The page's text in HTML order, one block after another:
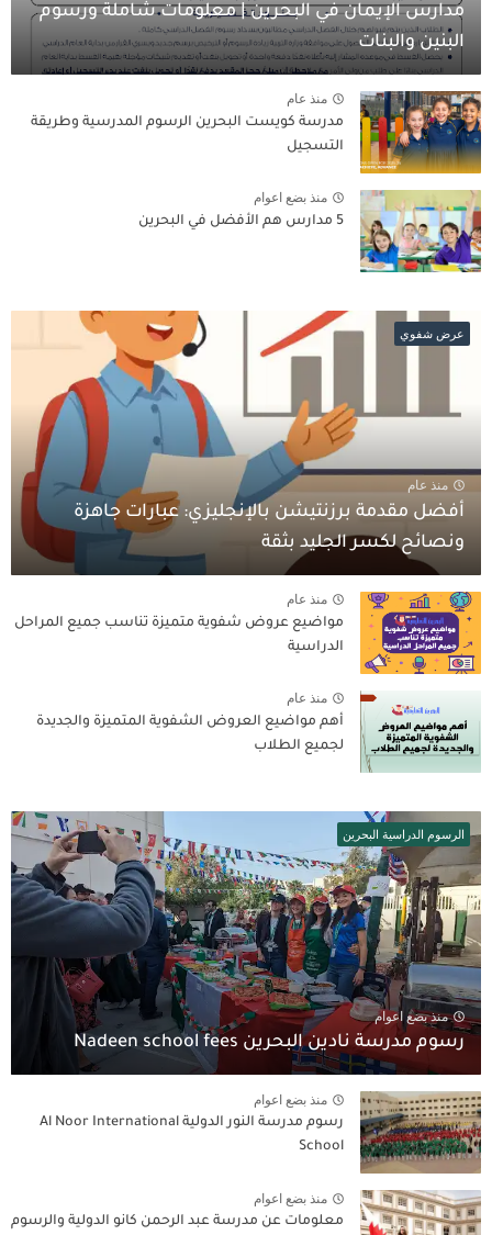
مدارس الإيمان في البحرين | معلومات شاملة ورسوم
البنين والبنات
منذ عام
مدرسة كويست البحرين الرسوم المدرسية وطريقة
التسجيل
منذ بضع اعوام
5 مدارس هم الأفضل في البحرين
عرض شفوي
منذ عام
أفضل مقدمة برزنتيشن بالإنجليزي: عبارات جاهزة
ونصائح لكسر الجليد بثقة
منذ عام
مواضيع عروض شفوية متميزة تناسب جميع المراحل
الدراسية
منذ عام
أهم مواضيع العروض الشفوية المتميزة والجديدة
لجميع الطلاب
الرسوم الدراسية البحرين
منذ بضع اعوام
رسوم مدرسة نادين البحرين Nadeen school fees
منذ بضع اعوام
رسوم مدرسة النور الدولية Al Noor International
School
منذ بضع اعوام
معلومات عن مدرسة عبد الرحمن كانو الدولية والرسوم